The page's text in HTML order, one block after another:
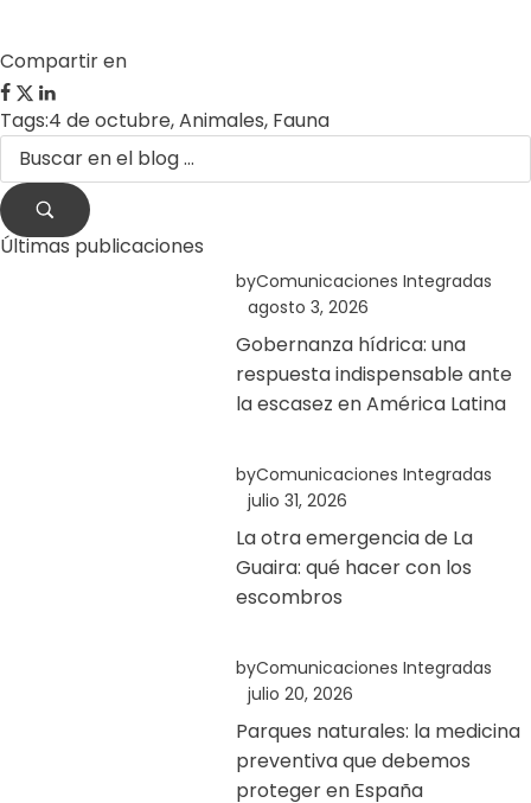
Compartir en
Tags:4 de octubre,Animales, Fauna
Últimas publicaciones
byComunicaciones Integradas
agosto 3, 2026
Gobernanza hídrica: una
respuesta indispensable ante
la escasez en América Latina
byComunicaciones Integradas
julio 31, 2026
La otra emergencia de La
Guaira: qué hacer con los
escombros
byComunicaciones Integradas
julio 20, 2026
Parques naturales: la medicina
preventiva que debemos
proteger en España